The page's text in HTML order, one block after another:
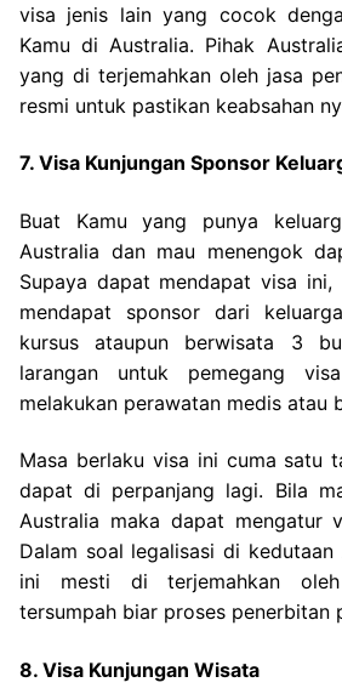
visa jenis lain yang cocok
Kamu di Australia. Pihak
yang di terjemahkan oleh jasa
resmi untuk pastikan keabsahan
7. Visa Kunjungan Sponsor
Buat Kamu yang punya
Australia dan mau menengok
Supaya dapat mendapat visa ini,
mendapat sponsor dari
kursus ataupun berwisata 3
larangan untuk pemegang
melakukan perawatan medis atau
Masa berlaku visa ini cuma satu
dapat di perpanjang lagi. Bila
Australia maka dapat mengatur
Dalam soal legalisasi di
ini mesti di terjemahkan
tersumpah biar proses penerbitan
8. Visa Kunjungan Wisata